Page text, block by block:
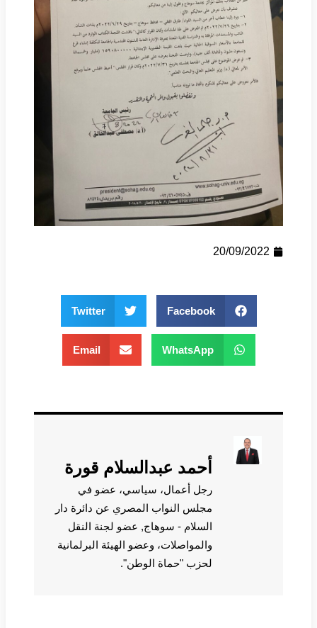
20/09/2022
Facebook
Twitter
WhatsApp
Email
أحمد عبدالسلام قورة
رجل أعمال، سياسي، عضو في
مجلس النواب المصري عن دائرة دار
السلام - سوهاج, عضو لجنة النقل
والمواصلات، وعضو الهيئة البرلمانية
لحزب "حماة الوطن".